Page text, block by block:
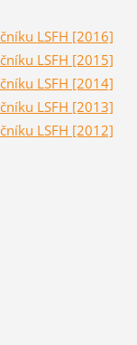
LSFH [2016]
LSFH [2015]
LSFH [2014]
LSFH [2013]
LSFH [2012]